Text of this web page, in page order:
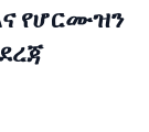
የሆርሙዝን